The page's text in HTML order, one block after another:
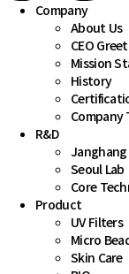
Company
About Us
CEO
Mission
History
Company
R&D
Janghang
Seoul Lab
Core
Product
UV Filters
Micro
Skin Care